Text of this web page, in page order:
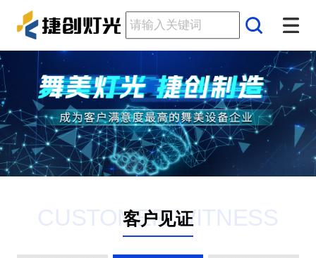
客户见证
CUSTOMER WITNESS